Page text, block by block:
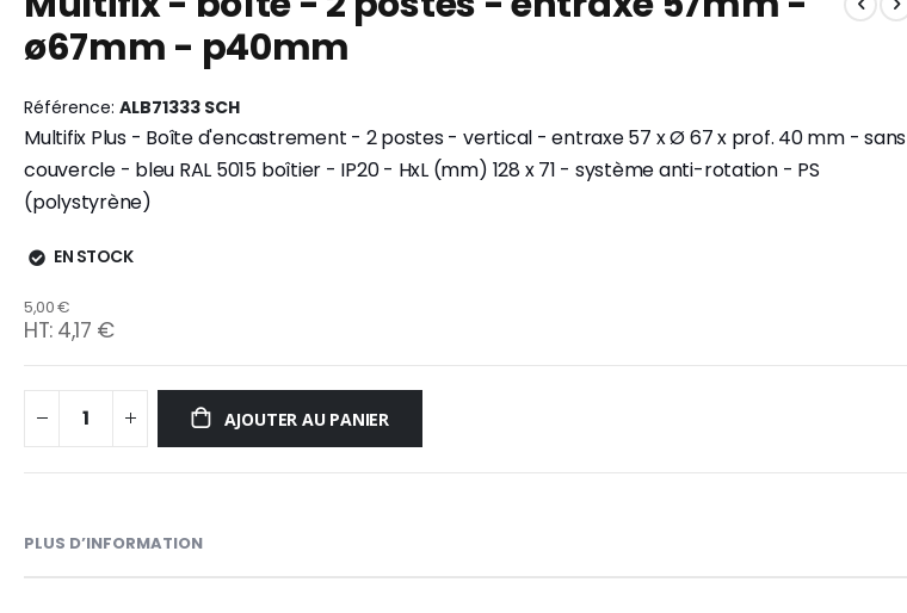
the
of
the
images
gallery
the
of
the
images
gallery
ø67mm - p40mm
Référence ALB71333 SCH
Multifix Plus - Boîte d'encastrement - 2 postes - vertical - entraxe 57 x Ø 67 x prof. 40 mm - sans
couvercle - bleu RAL 5015 boîtier - IP20 - HxL (mm) 128 x 71 - système anti-rotation - PS
(polystyrène)
EN STOCK
5,00 €
4,17 €
AJOUTER AU PANIER
PLUS D’INFORMATION